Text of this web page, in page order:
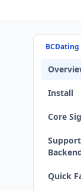
BCDating
Install
Core
Quick